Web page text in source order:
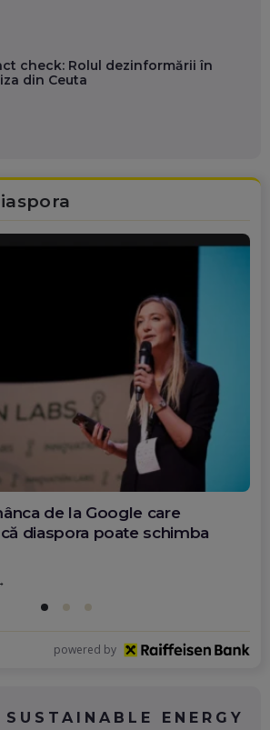
check: Rolul dezinformării în
din Ceuta
de la Google care
diaspora poate schimba
powered by
SUSTAINABLE ENERGY